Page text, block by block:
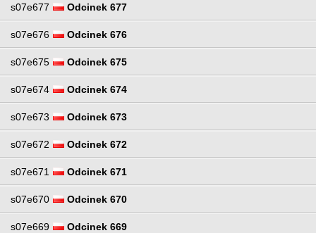
s07e677 Odcinek 677
s07e676 Odcinek 676
s07e675 Odcinek 675
s07e674 Odcinek 674
s07e673 Odcinek 673
s07e672 Odcinek 672
s07e671 Odcinek 671
s07e670 Odcinek 670
s07e669 Odcinek 669